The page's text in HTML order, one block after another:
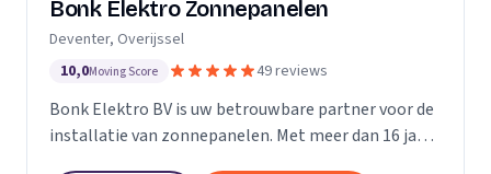
Bonk Elektro Zonnepanelen
Deventer, Overijssel
10,0Moving Score 49 reviews
Bonk Elektro BV is uw betrouwbare partner voor de
installatie van zonnepanelen. Met meer dan 16 jaar